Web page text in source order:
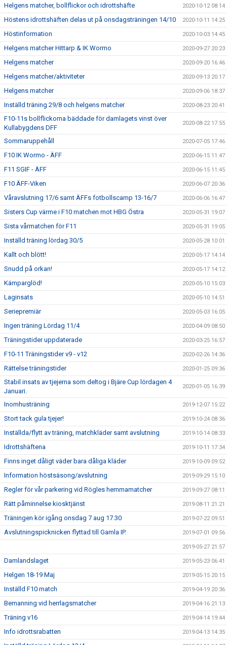
Helgens matcher, bollflickor och idrottshäfte 2020-10-12 08:14
Höstens idrottshäften delas ut på onsdagsträningen 14/10 2020-10-11 14:25
Höstinformation 2020-10-03 14:45
Helgens matcher Hittarp & IK Wormo 2020-09-27 20:23
Helgens matcher 2020-09-20 16:46
Helgens matcher/aktiviteter 2020-09-13 20:17
Helgens matcher 2020-09-06 18:37
Inställd träning 29/8 och helgens matcher 2020-08-23 20:41
F10-11s bollflickorna bäddade för damlagets vinst över
Kullabygdens DFF
2020-08-22 17:55
Sommaruppehåll 2020-07-05 17:46
F10 IK Wormo - ÄFF 2020-06-15 11:47
F11 SGIF - ÄFF 2020-06-15 11:45
F10 ÄFF-Viken 2020-06-07 20:36
Våravslutning 17/6 samt ÄFFs fotbollscamp 13-16/7 2020-06-06 16:47
Sisters Cup värme i F10 matchen mot HBG Östra 2020-05-31 19:07
Sista vårmatchen för F11 2020-05-31 19:05
Inställd träning lördag 30/5 2020-05-28 10:01
Kallt och blött! 2020-05-17 14:14
Snudd på orkan! 2020-05-17 14:12
Kämparglöd! 2020-05-10 15:03
Laginsats 2020-05-10 14:51
Seriepremiär 2020-05-03 16:05
Ingen träning Lördag 11/4 2020-04-09 08:50
Träningstider uppdaterade 2020-03-25 16:57
F10-11 Träningstider v9 - v12 2020-02-26 14:36
Rättelse träningstider 2020-01-25 09:36
Stabil insats av tjejerna som deltog i Bjäre Cup lördagen 4
Januari.
2020-01-05 16:39
Inomhusträning 2019-12-07 15:22
Stort tack gula tjejer! 2019-10-24 08:36
Inställda/flytt av träning, matchkläder samt avslutning 2019-10-14 08:33
Idrottshäftena 2019-10-11 17:34
Finns inget dåligt väder bara dåliga kläder 2019-10-09 09:52
Information höstsäsong/avslutning 2019-09-29 15:10
Regler för vår parkering vid Rögles hemmamatcher 2019-09-27 08:11
Rätt påminnelse kiosktjänst 2019-08-11 21:21
Träningen kör igång onsdag 7 aug 17.30 2019-07-22 09:51
Avslutningspicknicken flyttad till Gamla IP. 2019-07-01 09:56
2019-05-27 21:57
Damlandslaget 2019-05-23 06:41
Helgen 18-19 Maj 2019-05-15 20:15
Inställd F10 match 2019-04-19 20:36
Bemanning vid herrlagsmatcher 2019-04-16 21:13
Träning v16 2019-04-14 19:44
Info idrottsrabatten 2019-04-13 14:35